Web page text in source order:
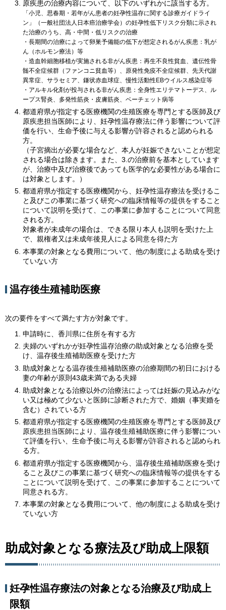
原疾患の治療内容について、以下のいずれかに該当する方。
「小児、思春期・若年がん患者の妊孕性温存に関する診療ガイドライ
ン」（一般社団法人日本癌治療学会）の妊孕性低下リスク分類に示され
た治療のうち、高・中間・低リスクの治療
・長期間の治療によって卵巣予備能の低下が想定されるがん疾患：乳が
ん（ホルモン療法）等
・造血幹細胞移植が実施される非がん疾患：再生不良性貧血、遺伝性骨
髄不全症候群（ファンコニ貧血等）、原発性免疫不全症候群、先天代謝
異常症、サラセミア、鎌状赤血球症、慢性活動性EBウイルス感染症等
・アルキル化剤が投与される非がん疾患：全身性エリテマトーデス、ル
ープス腎炎、多発性筋炎・皮膚筋炎、ベーチェット病等
都道府県が指定する医療機関の生殖医療を専門とする医師及び
原疾患担当医師により、妊孕性温存療法に伴う影響について評
価を行い、生命予後に与える影響が許容されると認められる
方。
（子宮摘出が必要な場合など、本人が妊娠できないことが想定
される場合は除きます。また、3.の治療前を基本としています
が、治療中及び治療後であっても医学的な必要性がある場合に
は対象とします。）
都道府県が指定する医療機関から、妊孕性温存療法を受けるこ
と及びこの事業に基づく研究への臨床情報等の提供をすること
について説明を受けて、この事業に参加することについて同意
される方。
対象者が未成年の場合は、できる限り本人も説明を受けた上
で、親権者又は未成年後見人による同意を得た方
本事業の対象となる費用について、他の制度による助成を受け
ていない方
温存後生殖補助医療
次の要件をすべて満たす方が対象です。
申請時に、香川県に住所を有する方
夫婦のいずれかが妊孕性温存治療の助成対象となる治療を受
け、温存後生殖補助医療を受けた方
助成対象となる温存後生殖補助医療の治療期間の初日における
妻の年齢が原則43歳未満である夫婦
助成対象となる治療以外の治療法によっては妊娠の見込みがな
い又は極めて少ないと医師に診断された方で、婚姻（事実婚を
含む）されている方
都道府県が指定する医療機関の生殖医療を専門とする医師及び
原疾患担当医師により、温存後生殖補助医療に伴う影響につい
て評価を行い、生命予後に与える影響が許容されると認められ
る方。
都道府県が指定する医療機関から、温存後生殖補助医療を受け
ること及びこの事業に基づく研究への臨床情報等の提供をする
ことについて説明を受けて、この事業に参加することについて
同意される方。
本事業の対象となる費用について、他の制度による助成を受け
ていない方
助成対象となる療法及び助成上限額
妊孕性温存療法の対象となる治療及び助成上
限額